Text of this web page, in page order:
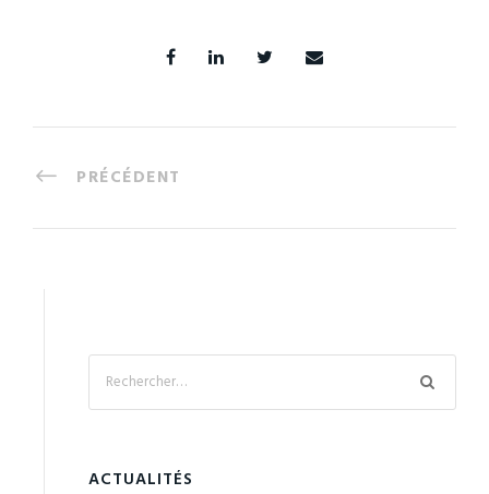
PRÉCÉDENT
ACTUALITÉS